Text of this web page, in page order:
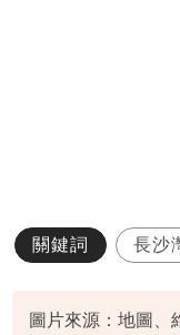
關鍵詞 長沙
圖片來源：地圖、